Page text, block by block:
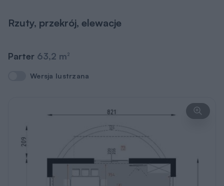
Rzuty, przekrój, elewacje
Parter 63,2 m2
Wersja lustrzana
Wersja lustrzana